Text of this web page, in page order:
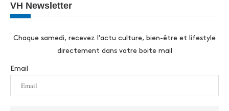
VH Newsletter
Chaque samedi, recevez l'actu culture, bien-être et lifestyle
directement dans votre boite mail
Email